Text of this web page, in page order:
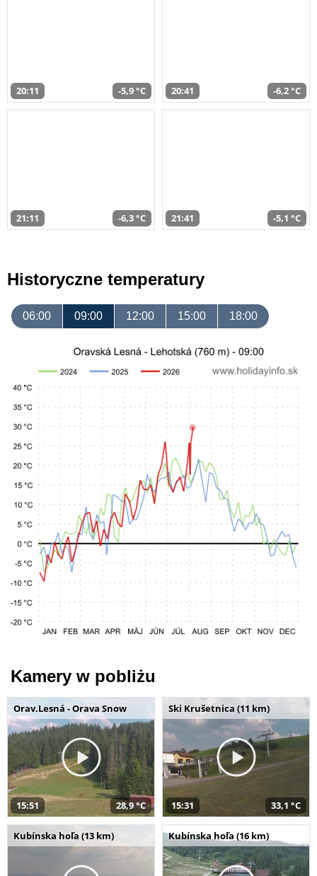
20:11 -5,9 °C 20:41 -6,2 °C
21:11 -6,3 °C 21:41 -5,1 °C
Historyczne temperatury
06:00 09:00 12:00 15:00 18:00
Kamery w pobliżu
Orav.Lesná - Orava Snow
15:51 28,9 °C
Ski Krušetnica (11 km)
15:31 33,1 °C
Kubínska hoľa (13 km) Kubínska hoľa (16 km)